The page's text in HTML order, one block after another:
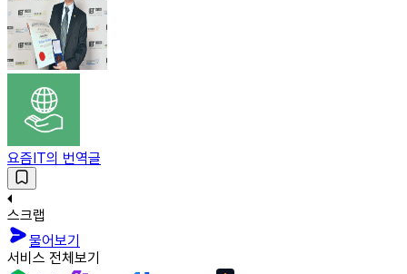
요즘IT의 번역글
스크랩
물어보기
서비스 전체보기